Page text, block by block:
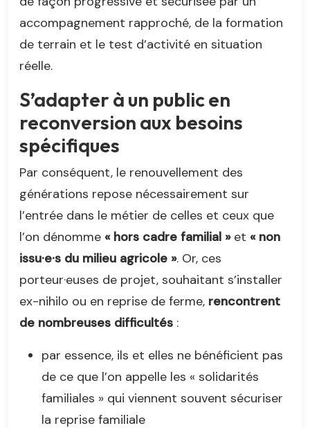
accompagnement rapproché, de la formation
de terrain et le test d’activité en situation
réelle.
S’adapter à un public en
reconversion aux besoins
spécifiques
Par conséquent, le renouvellement des
générations repose nécessairement sur
l’entrée dans le métier de celles et ceux que
l’on dénomme « hors cadre familial »et « non
issu·e·s du milieu agricole ». Or, ces
porteur·euses de projet, souhaitant s’installer
ex-nihilo ou en reprise de ferme, rencontrent
de nombreuses difficultés :
par essence, ils et elles ne bénéficient pas
de ce que l’on appelle les « solidarités
familiales » qui viennent souvent sécuriser
la reprise familiale